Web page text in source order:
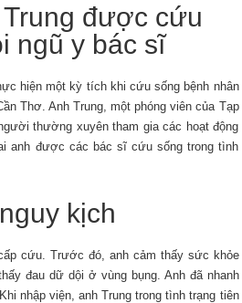
được cứu
ngũ y bác sĩ
hiện một kỳ tích khi cứu sống bệnh nhân
Thơ. Anh Trung, một phóng viên của Tạp
thường xuyên tham gia các hoạt động
anh được các bác sĩ cứu sống trong tình
kịch
cứu. Trước đó, anh cảm thấy sức khỏe
đau dữ dội ở vùng bụng. Anh đã nhanh
nhập viện, anh Trung trong tình trạng tiên